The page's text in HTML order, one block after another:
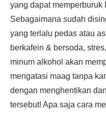
yang dapat memperburuk
Sebagaimana sudah
yang terlalu pedas atau
berkafein & bersoda,
minum alkohol akan
mengatasi maag tanpa
dengan menghentikan
tersebut! Apa saja cara